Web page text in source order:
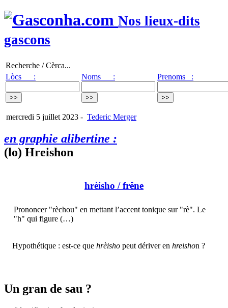
Nos lieux-dits
gascons
Recherche / Cèrca...
Lòcs :
Noms : Prenoms :
mercredi 5 juillet 2023 - Tederic Merger
en graphie alibertine :
(lo) Hreishon
hrèisho / frêne
Prononcer "rèchou" en mettant l’accent tonique sur "rè". Le
"h" qui figure (…)
Hypothétique : est-ce que hrèisho peut dériver en hreishon ?
Un gran de sau ?